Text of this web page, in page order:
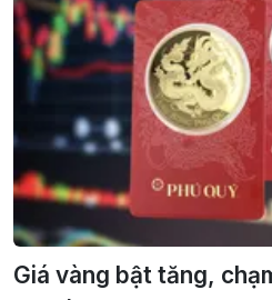
Giá vàng bật tăng,